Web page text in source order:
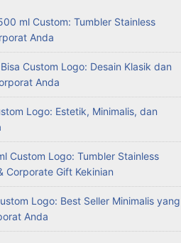
ml Custom: Tumbler Stainless
Anda
Custom Logo: Desain Klasik dan
Anda
Logo: Estetik, Minimalis, dan
Custom Logo: Tumbler Stainless
Corporate Gift Kekinian
Logo: Best Seller Minimalis yang
Anda